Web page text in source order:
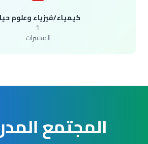
كيمياء/فيزياء وعلوم
المختبرات
المجتمع